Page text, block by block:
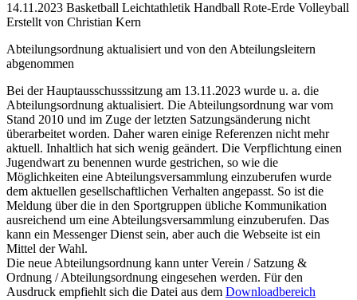
14.11.2023 Basketball Leichtathletik Handball Rote-Erde Volleyball
Erstellt von Christian Kern
Abteilungsordnung aktualisiert und von den Abteilungsleitern
abgenommen
Bei der Hauptausschusssitzung am 13.11.2023 wurde u. a. die
Abteilungsordnung aktualisiert. Die Abteilungsordnung war vom
Stand 2010 und im Zuge der letzten Satzungsänderung nicht
überarbeitet worden. Daher waren einige Referenzen nicht mehr
aktuell. Inhaltlich hat sich wenig geändert. Die Verpflichtung einen
Jugendwart zu benennen wurde gestrichen, so wie die
Möglichkeiten eine Abteilungsversammlung einzuberufen wurde
dem aktuellen gesellschaftlichen Verhalten angepasst. So ist die
Meldung über die in den Sportgruppen übliche Kommunikation
ausreichend um eine Abteilungsversammlung einzuberufen. Das
kann ein Messenger Dienst sein, aber auch die Webseite ist ein
Mittel der Wahl.
Die neue Abteilungsordnung kann unter Verein / Satzung &
Ordnung / Abteilungsordnung eingesehen werden. Für den
Ausdruck empfiehlt sich die Datei aus dem Downloadbereich